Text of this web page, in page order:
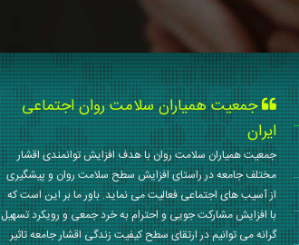
جمعیت همیاران سلامت روان اجتماعی
ایران
جمعیت همیاران سلامت روان با هدف افزایش توانمندی اقشار
مختلف جامعه در راستای افزایش سطح سلامت روان و پیشگیری
از آسیب های اجتماعی فعالیت می نماید. باور ما بر این است که
با افزایش مشارکت جویی و احترام به خرد جمعی و رویکرد تسهیل
گرانه می توانیم در ارتقای سطح کیفیت زندگی اقشار جامعه تاثیر